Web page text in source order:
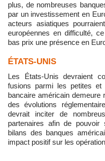
plus, de nombreuses
par un investissement en
acteurs asiatiques
européennes en difficulté,
bas prix une présence en
ÉTATS-UNIS
Les États-Unis devraient connaître une nouvelle vague de
fusions parmi les petites et
bancaire américain demeure
des évolutions
devrait inciter de
partenaires afin de pouvoir
bilans des banques
impact positif sur les